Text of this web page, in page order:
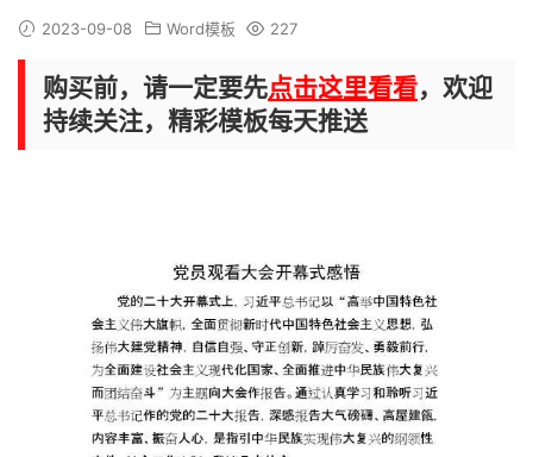
2023-09-08 Word模板 227
购买前，请一定要先点击这里看看，欢迎
持续关注，精彩模板每天推送